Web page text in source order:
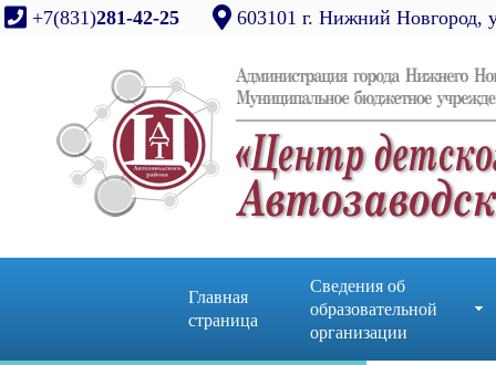
+7(831)281-42-25 603101 г. Нижний Новгород,
Главная
страница
Сведения об
образовательной
организации